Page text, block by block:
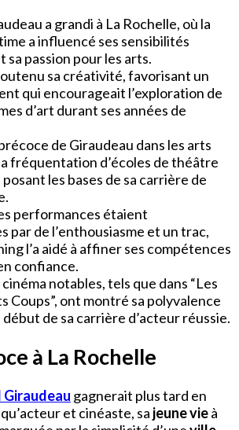
a grandi à La Rochelle, où la
a influencé ses sensibilités
sa passion pour les arts.
sa créativité, favorisant un
qui encourageait l’exploration de
d’art durant ses années de
de Giraudeau dans les arts
fréquentation d’écoles de théâtre
les bases de sa carrière de
performances étaient
par de l’enthousiasme et un trac,
l’a aidé à affiner ses compétences
confiance.
notables, tels que dans “Les
Coups”, ont montré sa polyvalence
de sa carrière d’acteur réussie.
à La Rochelle
Giraudeau gagnerait plus tard en
et cinéaste, sa jeune vieà